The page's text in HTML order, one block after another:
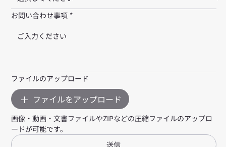
お問い合わせ事項 *
ファイルのアップロード
ファイルをアップロード
画像・動画・文書ファイルやZIPなどの圧縮ファイルのアップロ
ードが可能です。
送信